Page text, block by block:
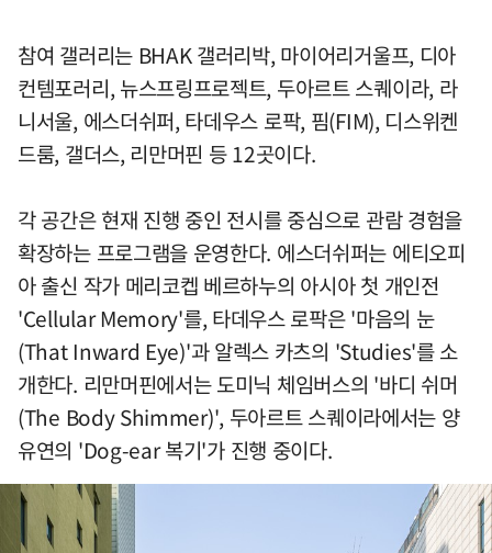
참여 갤러리는 BHAK 갤러리박, 마이어리거울프, 디아
컨템포러리, 뉴스프링프로젝트, 두아르트 스퀘이라, 라
니서울, 에스더쉬퍼, 타데우스 로팍, 핌(FIM), 디스위켄
드룸, 갤더스, 리만머핀 등 12곳이다.
각 공간은 현재 진행 중인 전시를 중심으로 관람 경험을
확장하는 프로그램을 운영한다. 에스더쉬퍼는 에티오피
아 출신 작가 메리코켑 베르하누의 아시아 첫 개인전
'Cellular Memory'를, 타데우스 로팍은 '마음의 눈
(That Inward Eye)'과 알렉스 카츠의 'Studies'를 소
개한다. 리만머핀에서는 도미닉 체임버스의 '바디 쉬머
(The Body Shimmer)', 두아르트 스퀘이라에서는 양
유연의 'Dog-ear 복기'가 진행 중이다.